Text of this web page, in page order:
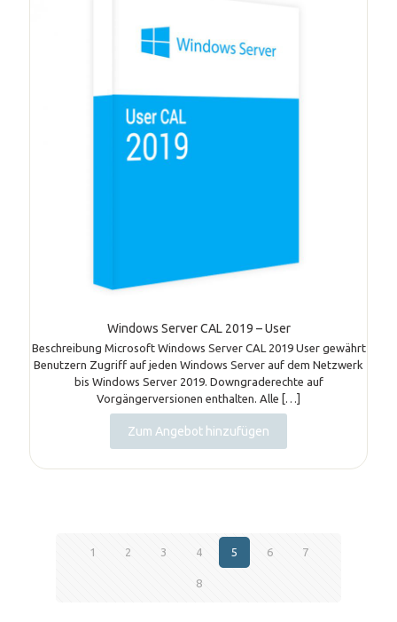
Windows Server CAL 2019 – User
Beschreibung Microsoft Windows Server CAL 2019 User gewährt
Benutzern Zugriff auf jeden Windows Server auf dem Netzwerk
bis Windows Server 2019. Downgraderechte auf
Vorgängerversionen enthalten. Alle […]
Zum Angebot hinzufügen
1 2 3 4 5 6 7
8